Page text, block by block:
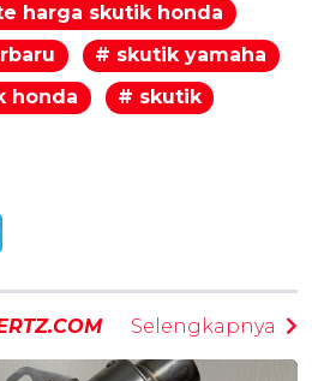
harga skutik honda
# skutik yamaha
honda
# skutik
Selengkapnya